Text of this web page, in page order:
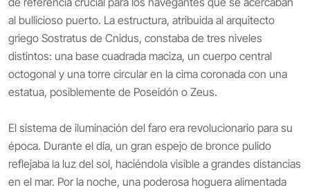
al bullicioso puerto. La estructura, atribuida al arquitecto
griego Sostratus de Cnidus, constaba de tres niveles
distintos: una base cuadrada maciza, un cuerpo central
octogonal y una torre circular en la cima coronada con una
estatua, posiblemente de Poseidón o Zeus.
El sistema de iluminación del faro era revolucionario para su
época. Durante el día, un gran espejo de bronce pulido
reflejaba la luz del sol, haciéndola visible a grandes distancias
en el mar. Por la noche, una poderosa hoguera alimentada